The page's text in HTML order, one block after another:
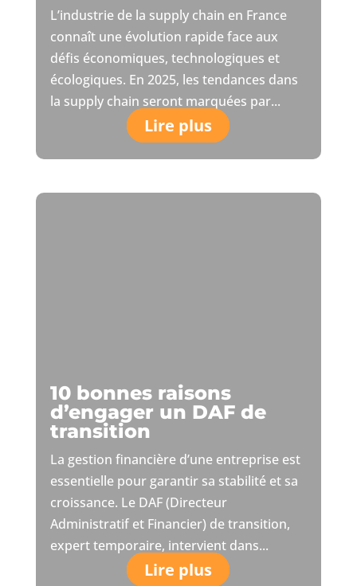
L’industrie de la supply chain en France
connaît une évolution rapide face aux
défis économiques, technologiques et
écologiques. En 2025, les tendances dans
la supply chain seront marquées par...
Lire plus
10 bonnes raisons
d’engager un DAF de
transition
La gestion financière d’une entreprise est
essentielle pour garantir sa stabilité et sa
croissance. Le DAF (Directeur
Administratif et Financier) de transition,
expert temporaire, intervient dans...
Lire plus